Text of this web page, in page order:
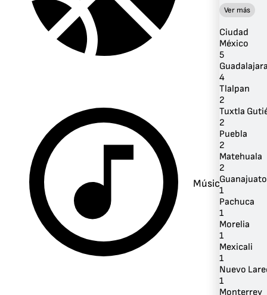
Música
Ver más
Ciudad
México
5
4
Tlalpan
2
Tuxtla
2
Puebla
2
Matehuala
2
Guanajuato
1
Pachuca
1
Morelia
1
Mexicali
1
Nuevo
1
Monterrey